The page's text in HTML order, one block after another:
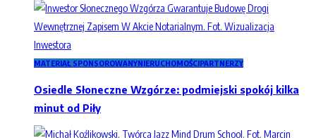
MATERIAŁ SPONSOROWANYNIERUCHOMOŚCIPARTNERZY
Osiedle Słoneczne Wzgórze: podmiejski spokój kilka
minut od Piły